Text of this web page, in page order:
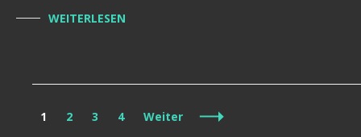
WEITERLESEN
Beitragsnavigation
Seite
1 Seite
2 Seite
3 Seite
4 Weiter